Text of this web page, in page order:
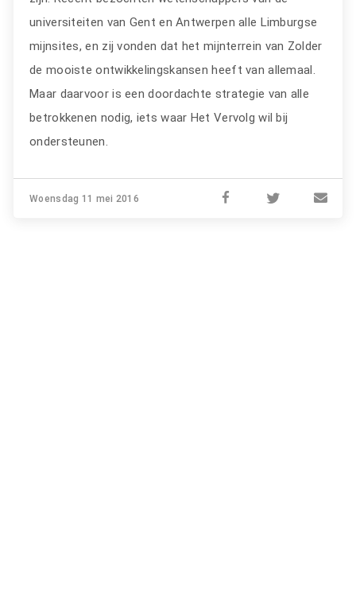
universiteiten van Gent en Antwerpen alle Limburgse
mijnsites, en zij vonden dat het mijnterrein van Zolder
de mooiste ontwikkelingskansen heeft van allemaal.
Maar daarvoor is een doordachte strategie van alle
betrokkenen nodig, iets waar Het Vervolg wil bij
ondersteunen.
Woensdag 11 mei 2016